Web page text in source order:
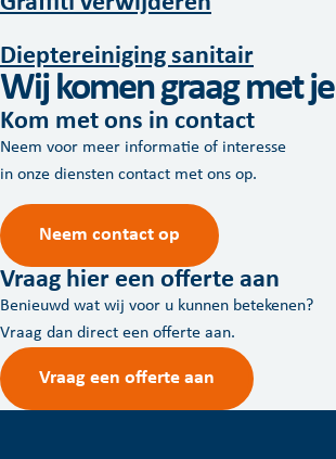
Dieptereiniging sanitair
Wij komen graag met je
Kom met ons in contact
Neem voor meer informatie of interesse
in onze diensten contact met ons op.
Neem contact op
Vraag hier een offerte aan
Benieuwd wat wij voor u kunnen betekenen?
Vraag dan direct een offerte aan.
Vraag een offerte aan